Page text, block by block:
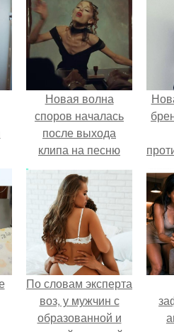
Новая волна
споров началась
после выхода
клипа на песню
Petal.
По словам эксперта
воз, у мужчин с
образованной и